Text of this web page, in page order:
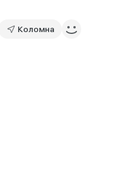
Коломна